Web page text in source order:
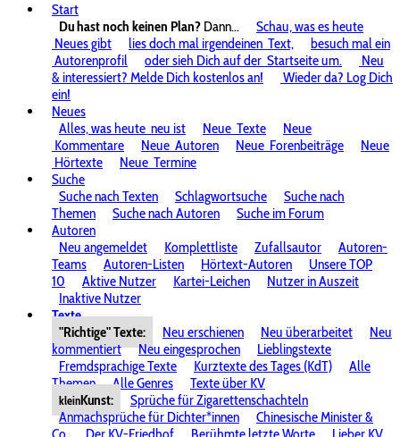
Start
Du hast noch keinen Plan? Dann...
Schau, was es heute
Neues gibt
lies doch mal irgendeinen Text,
besuch mal ein
Autorenprofil
oder sieh Dich auf der Startseite um.
Neu
& interessiert? Melde Dich kostenlos an!
Wieder da? Log Dich
ein!
Neues
Alles, was heute neu ist Neue Texte
Neue
Kommentare
Neue Autoren Neue Forenbeiträge
Neue
Hörtexte
Neue Termine
Suche
Suche nach Texten
Schlagwortsuche
Suche nach
Themen
Suche nach Autoren
Suche im Forum
Autoren
Neu angemeldet
Komplettliste Zufallsautor
Autoren-
Teams
Autoren-Listen Hörtext-Autoren
Unsere TOP
10
Aktive Nutzer Kartei-Leichen
Nutzer in Auszeit
Inaktive Nutzer
Texte
"Richtige" Texte:
Neu erschienen Neu überarbeitet
Neu
kommentiert
Neu eingesprochen
Lieblingstexte
Fremdsprachige Texte
Kurztexte des Tages (KdT)
Alle
Themen
Alle Genres Texte über KV
kleinKunst:
Sprüche für Zigarettenschachteln
Anmachsprüche für Dichter*innen
Chinesische Minister &